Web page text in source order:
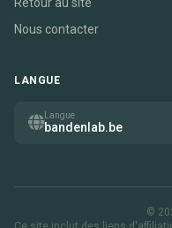
Nous contacter
LANGUE
Langue
bandenlab.be
©